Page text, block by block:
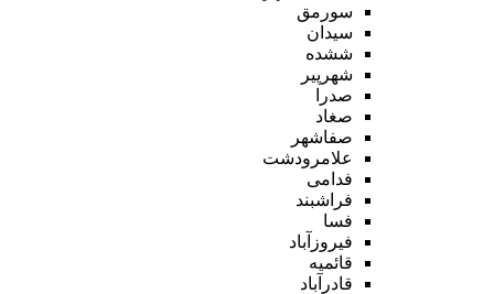
سورمق
سیدان
ششده
شهرپیر
صدرا
صغاد
صفاشهر
علامرودشت
فدامی
فراشبند
فسا
فیروزآباد
قائمیه
قادرآباد